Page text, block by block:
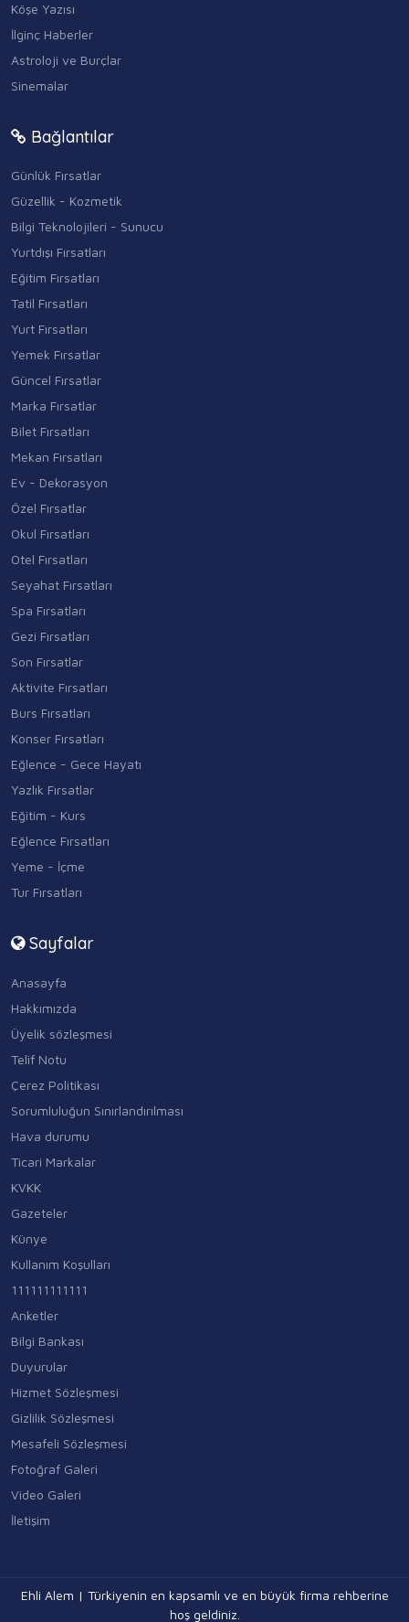
Köşe Yazısı
İlginç Haberler
Astroloji ve Burçlar
Sinemalar
Bağlantılar
Günlük Fırsatlar
Güzellik - Kozmetik
Bilgi Teknolojileri - Sunucu
Yurtdışı Fırsatları
Eğitim Fırsatları
Tatil Fırsatları
Yurt Fırsatları
Yemek Fırsatlar
Güncel Fırsatlar
Marka Fırsatlar
Bilet Fırsatları
Mekan Fırsatları
Ev - Dekorasyon
Özel Fırsatlar
Okul Fırsatları
Otel Fırsatları
Seyahat Fırsatları
Spa Fırsatları
Gezi Fırsatları
Son Fırsatlar
Aktivite Fırsatları
Burs Fırsatları
Konser Fırsatları
Eğlence - Gece Hayatı
Yazlık Fırsatlar
Eğitim - Kurs
Eğlence Fırsatları
Yeme - İçme
Tur Fırsatları
Sayfalar
Anasayfa
Hakkımızda
Üyelik sözleşmesi
Telif Notu
Çerez Politikası
Sorumluluğun Sınırlandırılması
Hava durumu
Ticari Markalar
KVKK
Gazeteler
Künye
Kullanım Koşulları
111111111111
Anketler
Bilgi Bankası
Duyurular
Hizmet Sözleşmesi
Gizlilik Sözleşmesi
Mesafeli Sözleşmesi
Fotoğraf Galeri
Video Galeri
İletişim
Ehli Alem | Türkiyenin en kapsamlı ve en büyük firma rehberine
hoş geldiniz.